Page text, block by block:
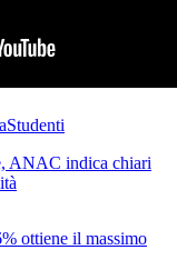
Studenti
ANAC indica chiari
ottiene il massimo